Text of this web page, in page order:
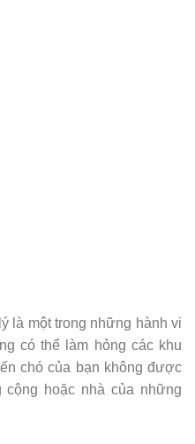
là một trong những hành vi
có thể làm hỏng các khu
chó của bạn không được
hoặc nhà của những